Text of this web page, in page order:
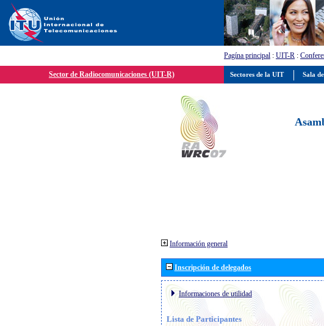
Pagína principal : UIT-R :
Sector de Radiocomunicaciones (UIT-R)
Información general
Inscripción de delegados
Informaciones de utilidad
Lista de Participantes
Sectores de la UIT Sala